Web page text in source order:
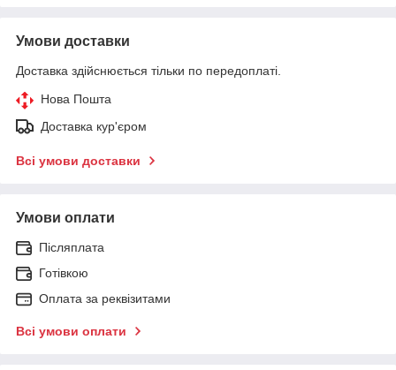
Умови доставки
Доставка здійснюється тільки по передоплаті.
Нова Пошта
Доставка кур'єром
Всі умови доставки
Умови оплати
Післяплата
Готівкою
Оплата за реквізитами
Всі умови оплати